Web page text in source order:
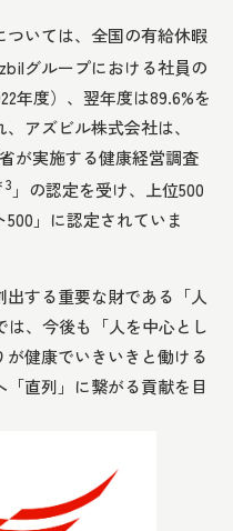
いては、全国の有給休暇
グループにおける社員の
年度）、翌年度は89.6%を
アズビル株式会社は、
が実施する健康経営調査
3 」の認定を受け、上位500
」に認定されていま
する重要な財である「人
、今後も「人を中心とし
健康でいきいきと働ける
直列」に繋がる貢献を目